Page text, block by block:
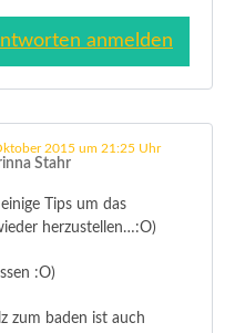
anmelden
Stahr
2015 um 21:25 Uhr
Tips um das
herzustellen…:O)
:O)
zum baden ist auch